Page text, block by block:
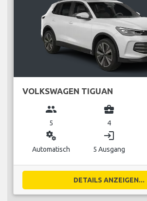
VOLKSWAGEN TIGUAN
group
5
business_center
4
miscellaneous_services
Automatisch
login
5 Ausgang
DETAILS ANZEIGEN...